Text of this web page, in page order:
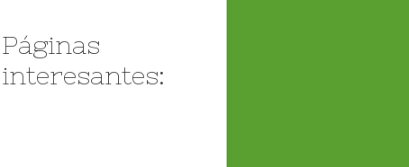
Páginas
interesantes: